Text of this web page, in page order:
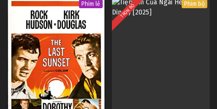
Phim lẻ TRỌN BỘ Phim bộ